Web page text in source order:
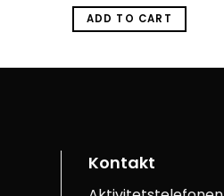
ADD TO CART
Kontakt